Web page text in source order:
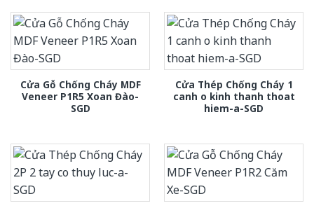
Cửa Gỗ Chống Cháy MDF
Veneer P1R5 Xoan Đào-
SGD
Cửa Thép Chống Cháy 1
canh o kinh thanh thoat
hiem-a-SGD